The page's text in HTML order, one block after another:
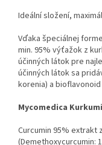
Ideální složení,
Vďaka špeciálnej
min. 95% výťažok z
účinných látok pre
účinných látok sa
korenia) a
Mycomedica
Curcumin 95% extrakt
(Demethoxycurcumin: